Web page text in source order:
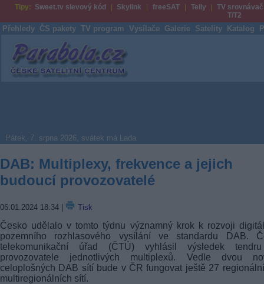
Tipy: Sweet.tv slevový kód Skylink freeSAT Telly
TV srovnávač
T/T2
Přehledy ČS pakety TV program Vysílače Galerie Satelity Katalog
Parabola.cz
Pátek, 7. srpna 2026, svátek má Lada
DAB: Multiplexy, frekvence a jejich
budoucí provozovatelé
06.01.2024 18:34 Tisk
Česko udělalo v tomto týdnu významný krok k rozvoji
pozemního rozhlasového vysílání ve standardu DAB.
telekomunikační úřad (ČTÚ) vyhlásil výsledek
provozovatele jednotlivých multiplexů. Vedle dvou
celoplošných DAB sítí bude v ČR fungovat ještě 27
multiregionálních sítí.